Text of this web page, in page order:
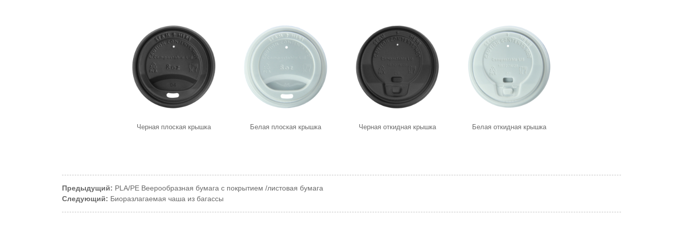
Черная плоская крышка Белая плоская крышка Черная откидная крышка Белая откидная крышка
Предыдущий: PLA/PE Веерообразная бумага с покрытием /листовая бумага
Следующий: Биоразлагаемая чаша из багассы